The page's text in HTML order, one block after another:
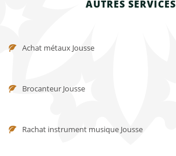
AUTRES SERVICES
Achat métaux Jousse
Brocanteur Jousse
Rachat instrument musique Jousse